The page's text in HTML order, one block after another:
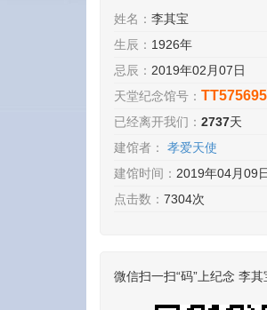
姓名： 李其宝
生辰： 1926年
忌辰： 2019年02月07日
天堂纪念馆号：
已经离开我们： 2737天
建馆者：
孝爱天使
建馆时间： 2019年04月09
点击数： 7304次
微信扫一扫“码”上纪念 李其